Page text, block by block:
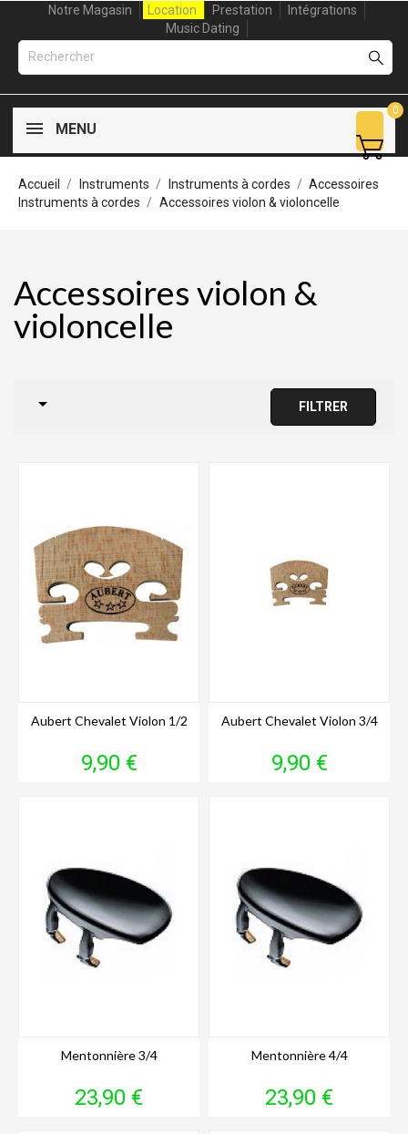
Notre Magasin Location Prestation
Intégrations
Music Dating
MENU
0
Accueil Instruments Instruments à cordes
Accessoires
Instruments à cordes
Accessoires violon & violoncelle
Accessoires violon &
violoncelle
 FILTRER
Aubert Chevalet Violon 1/2
Prix
9,90 €
Aubert Chevalet Violon 3/4
Prix
9,90 €
Mentonnière 3/4
Prix
23,90 €
Mentonnière 4/4
Prix
23,90 €